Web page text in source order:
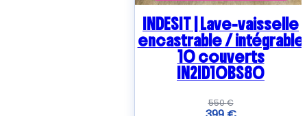
INDESIT | Lave-vaisselle
encastrable / intégrable
10 couverts
IN2ID10BS80
550€